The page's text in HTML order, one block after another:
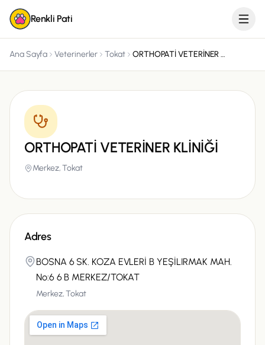
Renkli Pati
Ana Sayfa Veterinerler Tokat ORTHOPATİ VETERİNER KLİNİĞİ
ORTHOPATİ VETERİNER KLİNİĞİ
Merkez,Tokat
Adres
BOSNA 6 SK. KOZA EVLERİ B YEŞİLIRMAK MAH.
No:6 6 B MERKEZ/TOKAT
Merkez,Tokat